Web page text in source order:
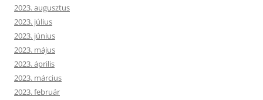
2023. augusztus
2023. július
2023. június
2023. május
2023. április
2023. március
2023. február